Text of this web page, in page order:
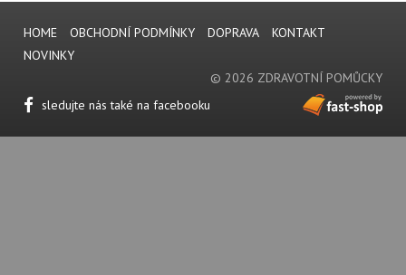
HOME OBCHODNÍ PODMÍNKY DOPRAVA
KONTAKT
NOVINKY
© 2026 ZDRAVOTNÍ POMŮCKY
sledujte nás také na facebooku